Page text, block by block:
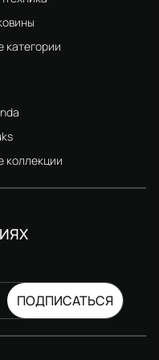
категории
коллекции
ПОДПИСАТЬСЯ